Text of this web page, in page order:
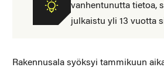
vanhentunutta tietoa,
julkaistu yli 13 vuotta
Rakennusala syöksyi tammikuun